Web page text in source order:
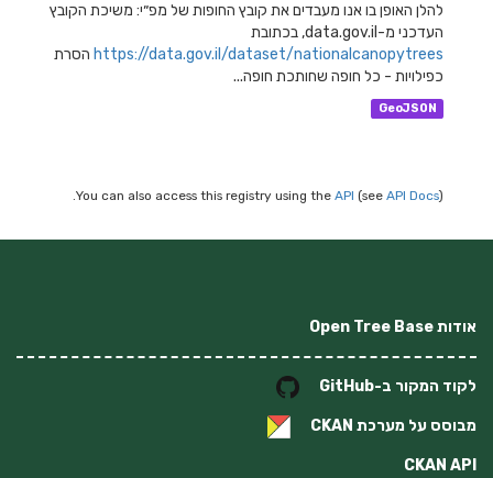
להלן האופן בו אנו מעבדים את קובץ החופות של מפ״י: משיכת הקובץ
העדכני מ-data.gov.il, בכתובת
https://data.gov.il/dataset/nationalcanopytrees הסרת
כפילויות - כל חופה שחותכת חופה...
GeoJSON
You can also access this registry using the API (see API Docs).
אודות Open Tree Base
לקוד המקור ב-GitHub
מבוסס על מערכת CKAN
CKAN API